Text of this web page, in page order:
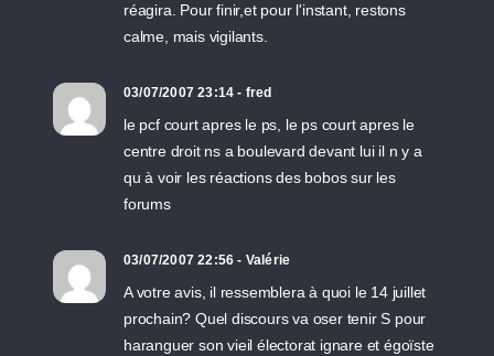
réagira. Pour finir,et pour l'instant, restons
calme, mais vigilants.
03/07/2007 23:14 - fred
le pcf court apres le ps, le ps court apres le
centre droit ns a boulevard devant lui il n y a
qu à voir les réactions des bobos sur les
forums
03/07/2007 22:56 - Valérie
A votre avis, il ressemblera à quoi le 14 juillet
prochain? Quel discours va oser tenir S pour
haranguer son vieil électorat ignare et égoïste